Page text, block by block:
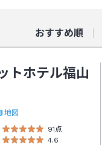
おすすめ順
トホテル福山
地図
91点
4.6